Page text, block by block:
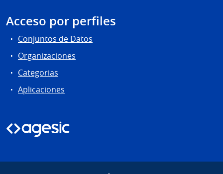
Acceso por perfiles
Conjuntos de Datos
Organizaciones
Categorias
Aplicaciones